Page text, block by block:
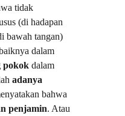
tidak
(di hadapan
bawah tangan)
dalam
pokok dalam
adanya
bahwa
penjamin. Atau